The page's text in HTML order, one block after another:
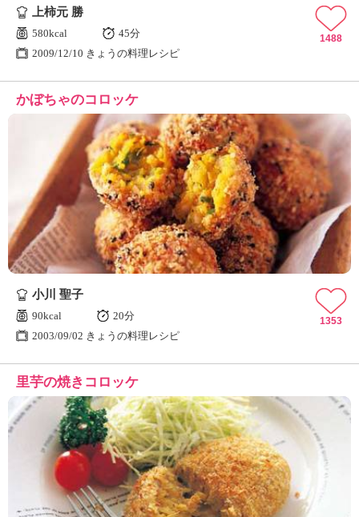
上柿元 勝
580kcal
45分
2009/12/10 きょうの料理レシピ
1488
かぼちゃのコロッケ
小川 聖子
90kcal
20分
2003/09/02 きょうの料理レシピ
1353
里芋の焼きコロッケ